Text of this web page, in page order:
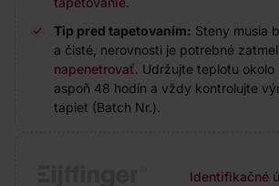
Tip pred tapetovaním: Steny musia
a čisté, nerovnosti je potrebné
napenetrovať. Udržujte teplotu okolo
aspoň 48 hodín a vždy kontrolujte
tapiet (Batch Nr.).
Identifikačné